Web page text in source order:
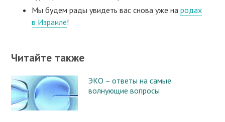
Мы будем рады увидеть вас снова уже на родах
в Израиле!
Читайте также
ЭКО – ответы на самые
волнующие вопросы